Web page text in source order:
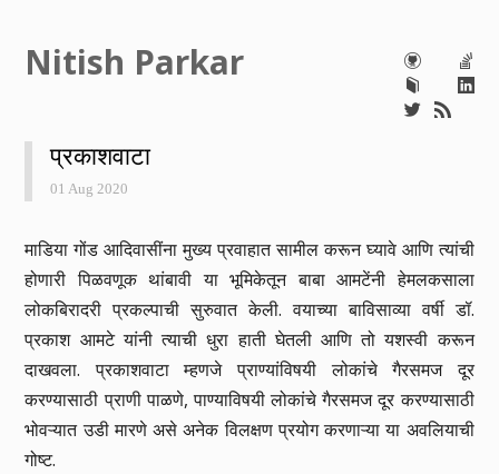
Nitish Parkar
प्रकाशवाटा
01 Aug 2020
माडिया गोंड आदिवासींना मुख्य प्रवाहात सामील करून घ्यावे आणि त्यांची
होणारी पिळवणूक थांबावी या भूमिकेतून बाबा आमटेंनी हेमलकसाला
लोकबिरादरी प्रकल्पाची सुरुवात केली. वयाच्या बाविसाव्या वर्षी डॉ.
प्रकाश आमटे यांनी त्याची धुरा हाती घेतली आणि तो यशस्वी करून
दाखवला. प्रकाशवाटा म्हणजे प्राण्यांविषयी लोकांचे गैरसमज दूर
करण्यासाठी प्राणी पाळणे, पाण्याविषयी लोकांचे गैरसमज दूर करण्यासाठी
भोवऱ्यात उडी मारणे असे अनेक विलक्षण प्रयोग करणाऱ्या या अवलियाची
गोष्ट.